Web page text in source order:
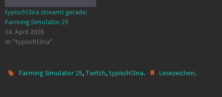
typischl3na streamt gerade:
Farming Simulator 25
14. April 2026
In "typischl3na"
Farming Simulator 25,Twitch,typischl3na. Lesezeichen.